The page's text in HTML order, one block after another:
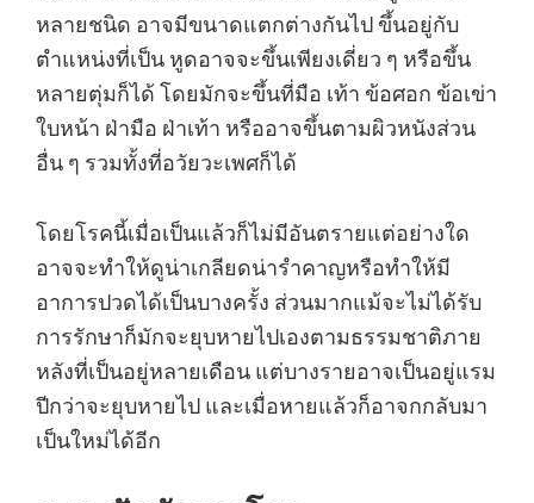
หลายชนิด อาจมีขนาดแตกต่างกันไป ขึ้นอยู่กับ
ตำแหน่งที่เป็น หูดอาจจะขึ้นเพียงเดี่ยว ๆ หรือขึ้น
หลายตุ่มก็ได้ โดยมักจะขึ้นที่มือ เท้า ข้อศอก ข้อเข่า
ใบหน้า ฝ่ามือ ฝ่าเท้า หรืออาจขึ้นตามผิวหนังส่วน
อื่น ๆ รวมทั้งที่อวัยวะเพศก็ได้
โดยโรคนี้เมื่อเป็นแล้วก็ไม่มีอันตรายแต่อย่างใด
อาจจะทำให้ดูน่าเกลียดน่ารำคาญหรือทำให้มี
อาการปวดได้เป็นบางครั้ง ส่วนมากแม้จะไม่ได้รับ
การรักษาก็มักจะยุบหายไปเองตามธรรมชาติภาย
หลังที่เป็นอยู่หลายเดือน แต่บางรายอาจเป็นอยู่แรม
ปีกว่าจะยุบหายไป และเมื่อหายแล้วก็อาจกกลับมา
เป็นใหม่ได้อีก